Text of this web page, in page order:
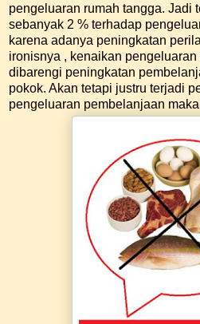
pengeluaran rumah tangga. Jadi
sebanyak 2 % terhadap
karena adanya peningkatan
ironisnya , kenaikan
dibarengi peningkatan
pokok. Akan tetapi justru terjadi
pengeluaran pembelanjaan